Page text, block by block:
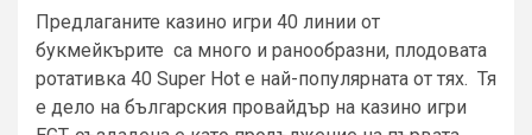
Предлаганите казино игри 40 линии от
букмейкърите са много и ранообразни, плодовата
ротативка 40 Super Hot е най-популярната от тях. Тя
е дело на българския провайдър на казино игри